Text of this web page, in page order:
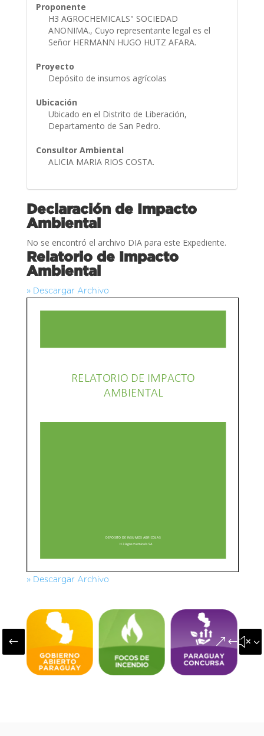
Proponente
H3 AGROCHEMICALS" SOCIEDAD
ANONIMA., Cuyo representante legal es el
Señor HERMANN HUGO HUTZ AFARA.
Proyecto
Depósito de insumos agrícolas
Ubicación
Ubicado en el Distrito de Liberación,
Departamento de San Pedro.
Consultor Ambiental
ALICIA MARIA RIOS COSTA.
Declaración de Impacto
Ambiental
No se encontró el archivo DIA para este Expediente.
Relatorio de Impacto
Ambiental
» Descargar Archivo
» Descargar Archivo
#